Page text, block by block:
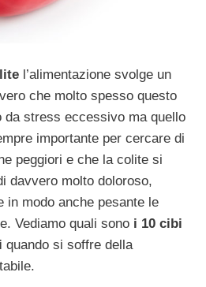
l’alimentazione svolge un
che molto spesso questo
da stress eccessivo ma quello
importante per cercare di
peggiori e che la colite si
davvero molto doloroso,
in modo anche pesante le
Vediamo quali sono i 10 cibi
quando si soffre della